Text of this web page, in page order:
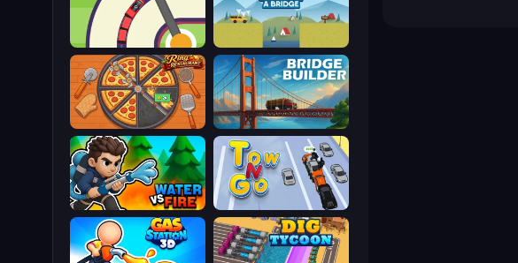
Construct a Bridge
Crazy Train Snake
Bridge Builder
Ring Restaurant
Tow N Go
Water vs Fire